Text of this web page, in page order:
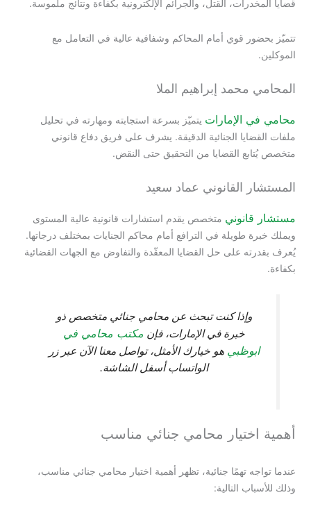
قضايا المخدرات، القتل، والجرائم الإلكترونية بكفاءة ونتائج ملموسة.
تتميّز بحضور قوي أمام المحاكم وشفافية عالية في التعامل مع
الموكلين.
المحامي محمد إبراهيم الملا
محامي في الإمارات يتميّز بسرعة استجابته ومهارته في تحليل
ملفات القضايا الجنائية الدقيقة. يشرف على فريق دفاع قانوني
متخصص يُتابع القضايا من التحقيق حتى النقض.
المستشار القانوني عماد سعيد
مستشار قانوني متخصص يقدم استشارات قانونية عالية المستوى
ويملك خبرة طويلة في الترافع أمام محاكم الجنايات بمختلف درجاتها.
يُعرف بقدرته على حل القضايا المعقّدة والتفاوض مع الجهات القضائية
بكفاءة.
وإذا كنت تبحث عن محامي جنائي متخصص ذو
خبرة في الإمارات، فإن مكتب محامي في
ابوظبي هو خيارك الأمثل، تواصل معنا الآن عبر زر
الواتساب أسفل الشاشة.
أهمية اختيار محامي جنائي مناسب
عندما تواجه تهمًا جنائية، تظهر أهمية اختيار محامي جنائي مناسب،
وذلك للأسباب التالية: